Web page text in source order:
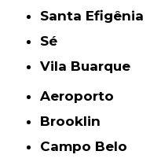
Santa Efigênia
Sé
Vila Buarque
Aeroporto
Brooklin
Campo Belo